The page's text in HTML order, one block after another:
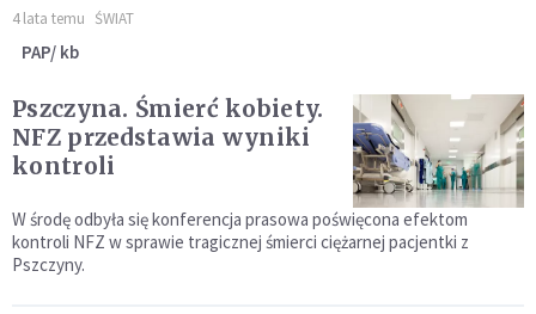
4 lata temu ŚWIAT
PAP/ kb
Pszczyna. Śmierć kobiety.
NFZ przedstawia wyniki
kontroli
W środę odbyła się konferencja prasowa poświęcona efektom
kontroli NFZ w sprawie tragicznej śmierci ciężarnej pacjentki z
Pszczyny.